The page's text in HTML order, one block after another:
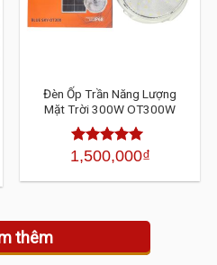
Đèn Ốp Trần Năng Lượng
Mặt Trời 300W OT300W
Được xếp
5 sao
1,500,000₫
thêm